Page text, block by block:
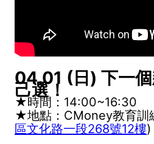
04.01 (日) 下一
己選！
★時間：14:00~16:30
★地點：CMoney教育訓
區文化路一段268號12樓)